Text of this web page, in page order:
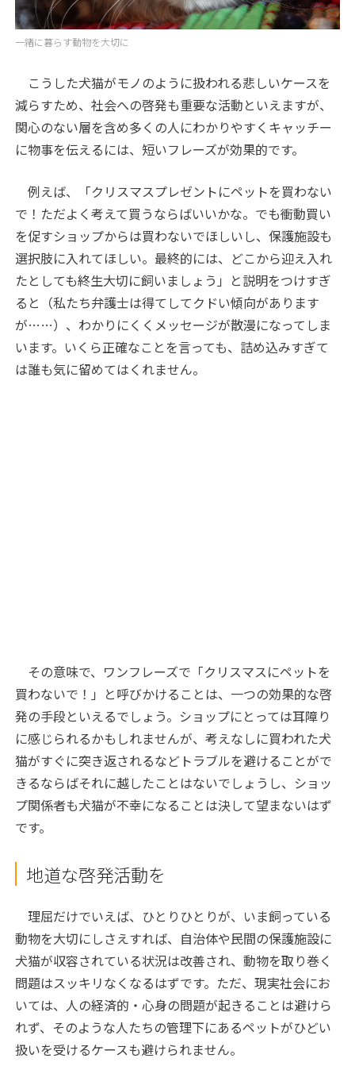
一緒に暮らす動物を大切に
こうした犬猫がモノのように扱われる悲しいケースを
減らすため、社会への啓発も重要な活動といえますが、
関心のない層を含め多くの人にわかりやすくキャッチー
に物事を伝えるには、短いフレーズが効果的です。
例えば、「クリスマスプレゼントにペットを買わない
で！ただよく考えて買うならばいいかな。でも衝動買い
を促すショップからは買わないでほしいし、保護施設も
選択肢に入れてほしい。最終的には、どこから迎え入れ
たとしても終生大切に飼いましょう」と説明をつけすぎ
ると（私たち弁護士は得てしてクドい傾向があります
が……）、わかりにくくメッセージが散漫になってしま
います。いくら正確なことを言っても、詰め込みすぎて
は誰も気に留めてはくれません。
その意味で、ワンフレーズで「クリスマスにペットを
買わないで！」と呼びかけることは、一つの効果的な啓
発の手段といえるでしょう。ショップにとっては耳障り
に感じられるかもしれませんが、考えなしに買われた犬
猫がすぐに突き返されるなどトラブルを避けることがで
きるならばそれに越したことはないでしょうし、ショッ
プ関係者も犬猫が不幸になることは決して望まないはず
です。
地道な啓発活動を
理屈だけでいえば、ひとりひとりが、いま飼っている
動物を大切にしさえすれば、自治体や民間の保護施設に
犬猫が収容されている状況は改善され、動物を取り巻く
問題はスッキリなくなるはずです。ただ、現実社会にお
いては、人の経済的・心身の問題が起きることは避けら
れず、そのような人たちの管理下にあるペットがひどい
扱いを受けるケースも避けられません。